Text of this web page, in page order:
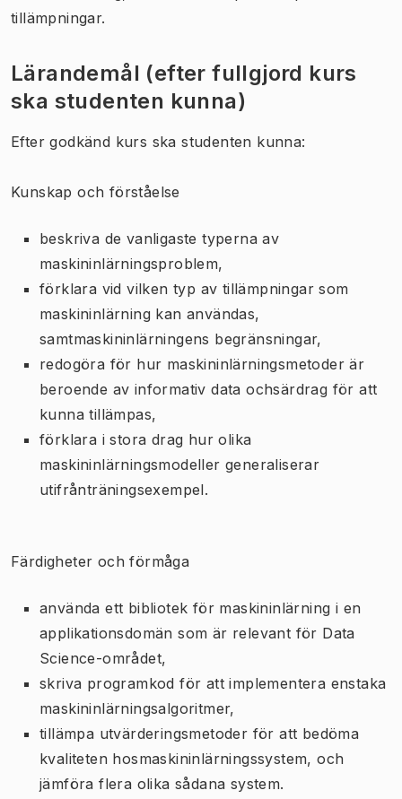
tillämpningar.
Lärandemål (efter fullgjord kurs
ska studenten kunna)
Efter godkänd kurs ska studenten kunna:
Kunskap och förståelse
beskriva de vanligaste typerna av
maskininlärningsproblem,
förklara vid vilken typ av tillämpningar som
maskininlärning kan användas,
samtmaskininlärningens begränsningar,
redogöra för hur maskininlärningsmetoder är
beroende av informativ data ochsärdrag för att
kunna tillämpas,
förklara i stora drag hur olika
maskininlärningsmodeller generaliserar
utifrånträningsexempel.
Färdigheter och förmåga
använda ett bibliotek för maskininlärning i en
applikationsdomän som är relevant för Data
Science-området,
skriva programkod för att implementera enstaka
maskininlärningsalgoritmer,
tillämpa utvärderingsmetoder för att bedöma
kvaliteten hosmaskininlärningssystem, och
jämföra flera olika sådana system.